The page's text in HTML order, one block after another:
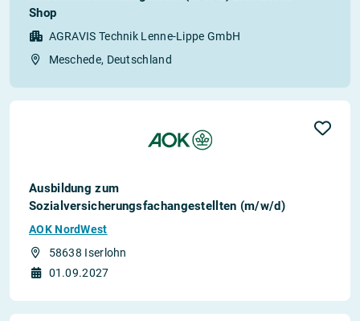
Shop
AGRAVIS Technik Lenne-Lippe GmbH
Meschede, Deutschland
Ausbildung zum
Sozialversicherungsfachangestellten (m/w/d)
AOK NordWest
58638 Iserlohn
01.09.2027